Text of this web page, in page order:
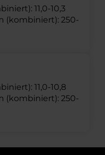
11,0-10,3
(kombiniert): 250-
11,0-10,8
(kombiniert): 250-